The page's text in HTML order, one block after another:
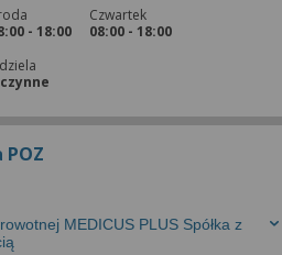
- 18:00
Czwartek
08:00 - 18:00
MEDICUS PLUS Spółka z